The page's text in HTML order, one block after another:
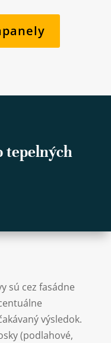
tepelných
sú cez fasádne
výsledok.
(podlahové,